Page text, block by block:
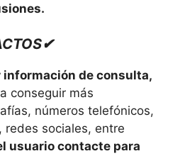
de consulta,
conseguir más
números telefónicos,
redes sociales, entre
usuario contacte para